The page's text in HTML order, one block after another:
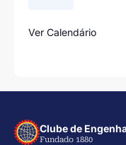
Ver Calendário
Clube de
Fundado 1880